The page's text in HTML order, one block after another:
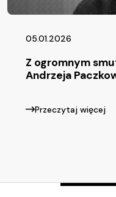
05.01.2026
Z ogromnym
Andrzeja
Przeczytaj więcej